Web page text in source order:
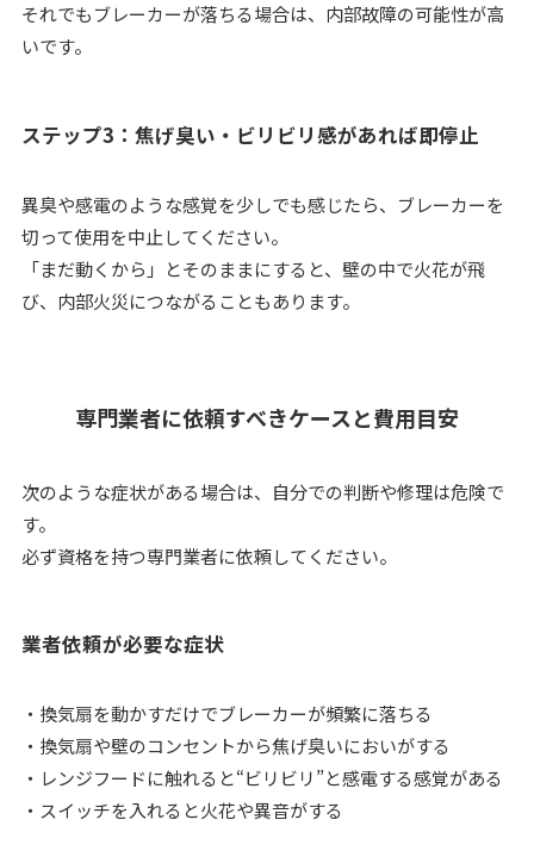
それでもブレーカーが落ちる場合は、内部故障の可能性が高
いです。
ステップ3：焦げ臭い・ビリビリ感があれば即停止
異臭や感電のような感覚を少しでも感じたら、ブレーカーを
切って使用を中止してください。
「まだ動くから」とそのままにすると、壁の中で火花が飛
び、内部火災につながることもあります。
専門業者に依頼すべきケースと費用目安
次のような症状がある場合は、自分での判断や修理は危険で
す。
必ず資格を持つ専門業者に依頼してください。
業者依頼が必要な症状
・換気扇を動かすだけでブレーカーが頻繁に落ちる
・換気扇や壁のコンセントから焦げ臭いにおいがする
・レンジフードに触れると“ビリビリ”と感電する感覚がある
・スイッチを入れると火花や異音がする